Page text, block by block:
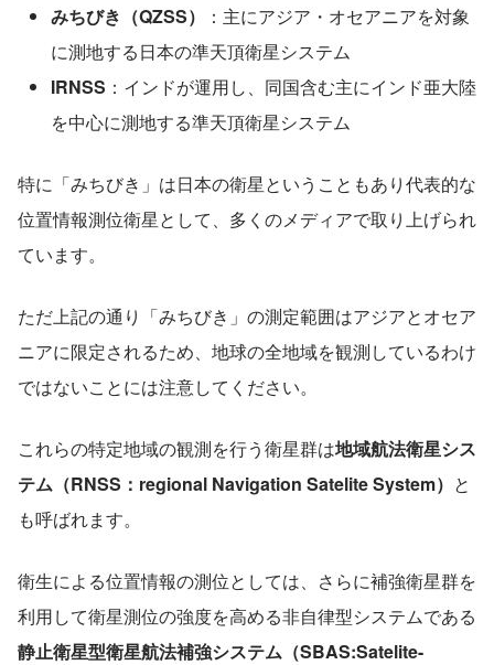
みちびき（QZSS）
：主にアジア・オセアニアを対象
に測地する日本の準天頂衛星システム
IRNSS ：インドが運用し、同国含む主にインド亜大陸
を中心に測地する準天頂衛星システム
特に「みちびき」は日本の衛星ということもあり代表的な
位置情報測位衛星として、多くのメディアで取り上げられ
ています。
ただ上記の通り「みちびき」の測定範囲はアジアとオセア
ニアに限定されるため、地球の全地域を観測しているわけ
ではないことには注意してください。
これらの特定地域の観測を行う衛星群は地域航法衛星シス
テム（RNSS：regional Navigation Satelite System） と
も呼ばれます。
衛生による位置情報の測位としては、さらに補強衛星群を
利用して衛星測位の強度を高める非自律型システムである
静止衛星型衛星航法補強システム（SBAS:Satelite-